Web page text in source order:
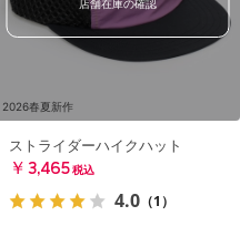
2026春夏新作
店舗在庫の確認
ストライダーハイクハット
￥3,465 税込
4.0 （1）